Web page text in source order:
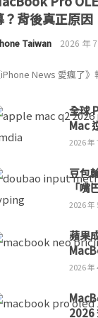
？背後真正原因
Taiwan 2026 年
News 愛瘋了
全球
Mac
2026 年
豆包
「嘴
2026 年
蘋果
2026 年
2026